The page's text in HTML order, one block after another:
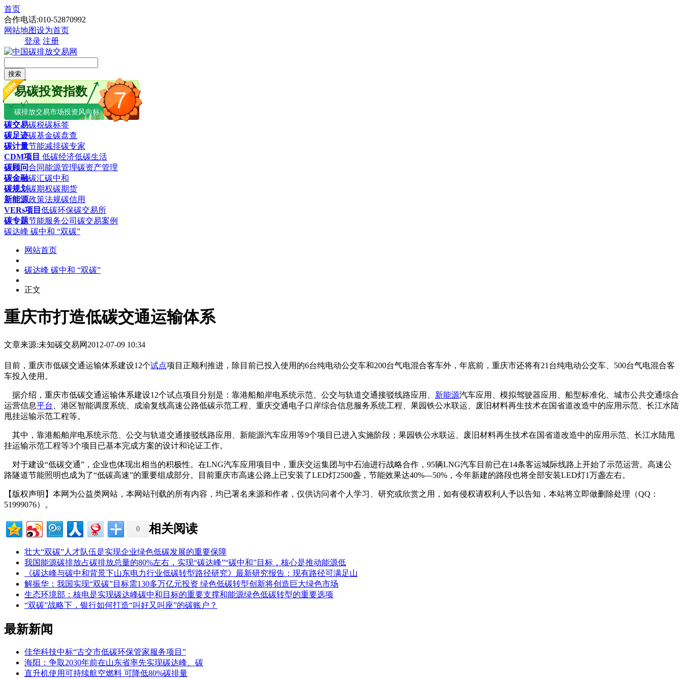
首页
合作电话:010-52870992
网站地图设为首页
登录 注册
搜索
7
易碳投资指数
碳排放交易市场投资风向标
碳交易碳税碳标签
碳足迹碳基金碳盘查
碳计量节能减排碳专家
CDM项目 低碳经济低碳生活
碳顾问合同能源管理碳资产管理
碳金融碳汇碳中和
碳规划碳期权碳期货
新能源政策法规碳信用
VERs项目 低碳环保碳交易所
碳专题节能服务公司 碳交易案例
碳达峰 碳中和 “双碳”
网站首页
碳达峰 碳中和 “双碳”
正文
重庆市打造低碳交通运输体系
文章来源:未知碳交易网 2012-07-09 10:34
目前，重庆市低碳交通运输体系建设12个试点项目正顺利推进，除目前已投入使用的6台纯电动公交车和200台气电混合客车外，年底前，重庆市还将有21台纯电动公交车、500台气电混合客
车投入使用。
据介绍，重庆市低碳交通运输体系建设12个试点项目分别是：靠港船舶岸电系统示范、公交与轨道交通接驳线路应用、 新能源汽车应用、模拟驾驶器应用、船型标准化、城市公共交通综合
运营信息平台
、港区智能调度系统、成渝复线高速公路低碳示范工程、重庆交通电子口岸综合信息服务系统工程、果园铁公水联运、废旧材料再生技术在国省道改造中的应用示范、长江水陆
甩挂运输示范工程等。
其中，靠港船舶岸电系统示范、公交与轨道交通接驳线路应用、新能源汽车应用等9个项目已进入实施阶段；果园铁公水联运、废旧材料再生技术在国省道改造中的应用示范、长江水陆甩
挂运输示范工程等3个项目已基本完成方案的设计和论证工作。
对于建设“低碳交通”，企业也体现出相当的积极性。在LNG汽车应用项目中，重庆交运集团与中石油进行战略合作，95辆LNG汽车目前已在14条客运城际线路上开始了示范运营。高速公
路隧道节能照明也成为了“低碳高速”的重要组成部分。目前重庆市高速公路上已安装了LED灯2500盏，节能效果达40%—50%，今年新建的路段也将全部安装LED灯1万盏左右。
【版权声明】本网为公益类网站，本网站刊载的所有内容，均已署名来源和作者，仅供访问者个人学习、研究或欣赏之用，如有侵权请权利人予以告知，本站将立即做删除处理（QQ：
51999076）。
0 相关阅读
壮大“双碳”人才队伍是实现企业绿色低碳发展的重要保障
我国能源碳排放占碳排放总量的80%左右，实现“碳达峰”“碳中和”目标，核心是推动能源低
《碳达峰与碳中和背景下山东电力行业低碳转型路径研究》最新研究报告：现有路径可满足山
解振华：我国实现“双碳”目标需130多万亿元投资 绿色低碳转型创新将创造巨大绿色市场
生态环境部：核电是实现碳达峰碳中和目标的重要支撑和能源绿色低碳转型的重要选项
“双碳”战略下，银行如何打造“叫好又叫座”的碳账户？
最新新闻
佳华科技中标“古交市低碳环保管家服务项目”
海阳：争取2030年前在山东省率先实现碳达峰、碳
直升机使用可持续航空燃料 可降低80%碳排量